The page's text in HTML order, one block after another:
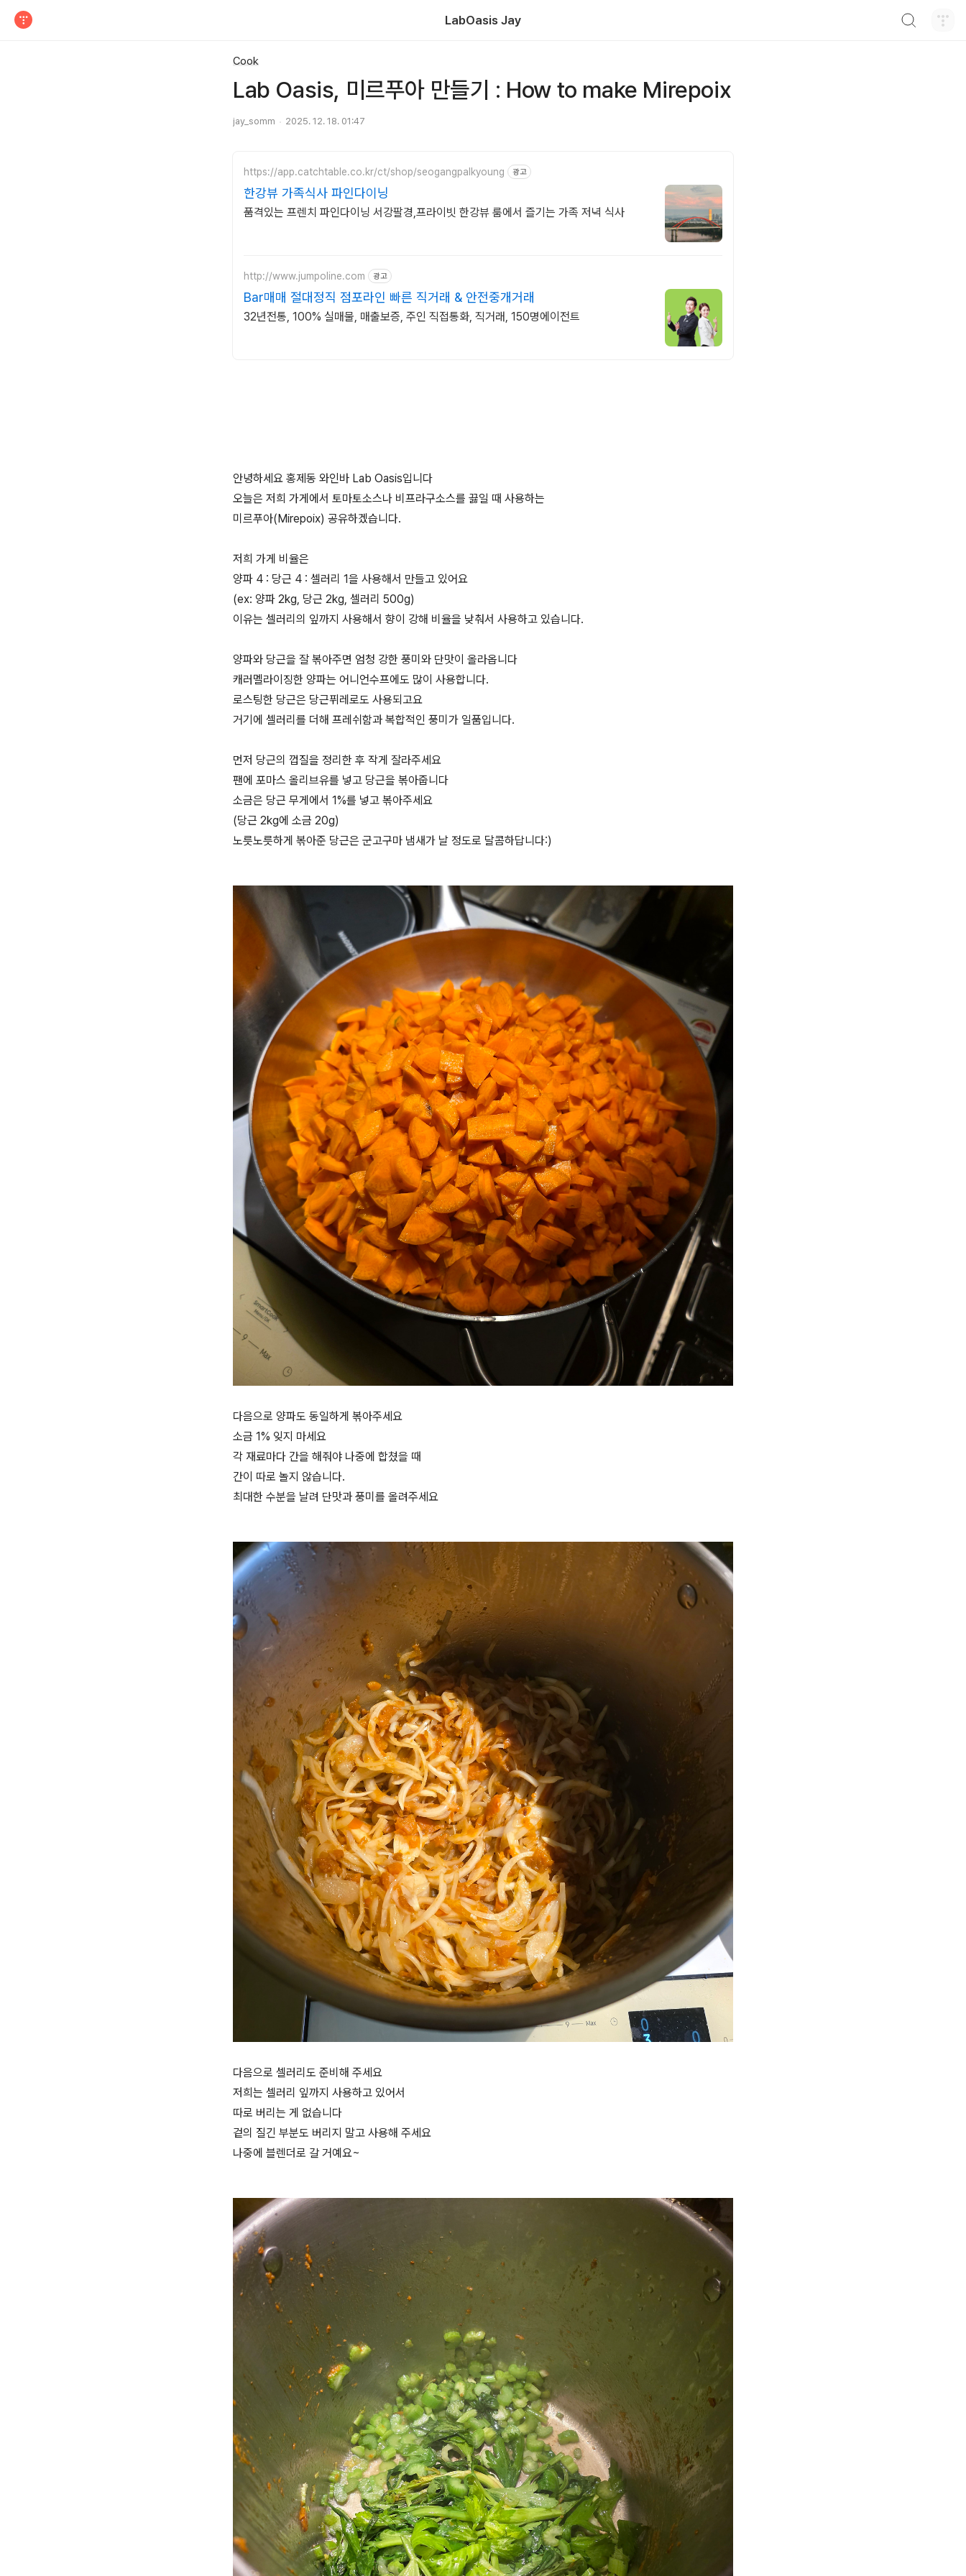
LabOasis Jay
Cook
Lab Oasis, 미르푸아 만들기 : How to make Mirepoix
jay_somm 2025. 12. 18. 01:47
https://app.catchtable.co.kr/ct/shop/seogangpalkyoung 광고
한강뷰 가족식사 파인다이닝
품격있는 프렌치 파인다이닝 서강팔경,프라이빗 한강뷰 룸에서 즐기는 가족 저녁 식사
http://www.jumpoline.com 광고
Bar매매 절대정직 점포라인 빠른 직거래 & 안전중개거래
32년전통, 100% 실매물, 매출보증, 주인 직접통화, 직거래, 150명에이전트
안녕하세요 홍제동 와인바 Lab Oasis입니다
오늘은 저희 가게에서 토마토소스나 비프라구소스를 끓일 때 사용하는
미르푸아(Mirepoix) 공유하겠습니다.
저희 가게 비율은
양파 4 : 당근 4 : 셀러리 1을 사용해서 만들고 있어요
(ex: 양파 2kg, 당근 2kg, 셀러리 500g)
이유는 셀러리의 잎까지 사용해서 향이 강해 비율을 낮춰서 사용하고 있습니다.
양파와 당근을 잘 볶아주면 엄청 강한 풍미와 단맛이 올라옵니다
캐러멜라이징한 양파는 어니언수프에도 많이 사용합니다.
로스팅한 당근은 당근퓌레로도 사용되고요
거기에 셀러리를 더해 프레쉬함과 복합적인 풍미가 일품입니다.
먼저 당근의 껍질을 정리한 후 작게 잘라주세요
팬에 포마스 올리브유를 넣고 당근을 볶아줍니다
소금은 당근 무게에서 1%를 넣고 볶아주세요
(당근 2kg에 소금 20g)
노릇노릇하게 볶아준 당근은 군고구마 냄새가 날 정도로 달콤하답니다:)
다음으로 양파도 동일하게 볶아주세요
소금 1% 잊지 마세요
각 재료마다 간을 해줘야 나중에 합쳤을 때
간이 따로 놀지 않습니다.
최대한 수분을 날려 단맛과 풍미를 올려주세요
다음으로 셀러리도 준비해 주세요
저희는 셀러리 잎까지 사용하고 있어서
따로 버리는 게 없습니다
겉의 질긴 부분도 버리지 말고 사용해 주세요
나중에 블렌더로 갈 거예요~